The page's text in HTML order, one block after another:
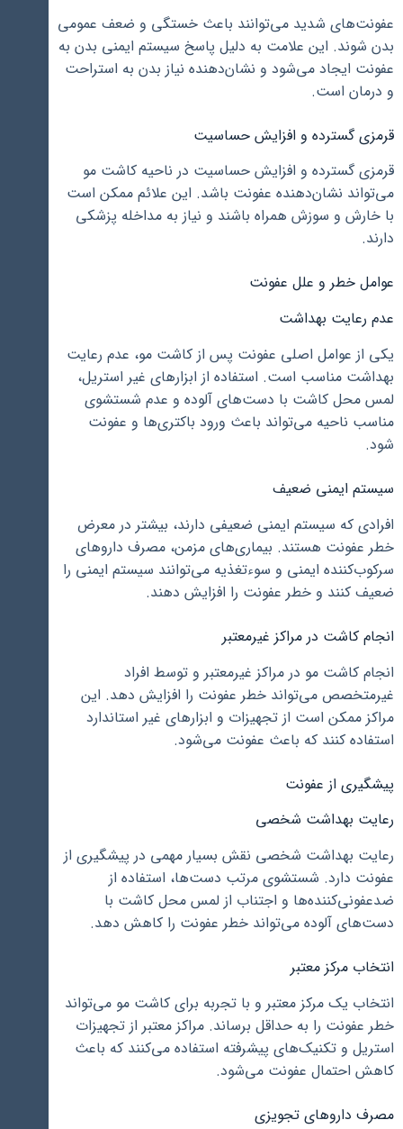
عفونت‌های شدید می‌توانند باعث خستگی و ضعف عمومی
بدن شوند. این علامت به دلیل پاسخ سیستم ایمنی بدن به
عفونت ایجاد می‌شود و نشان‌دهنده نیاز بدن به استراحت
و درمان است.
قرمزی گسترده و افزایش حساسیت
قرمزی گسترده و افزایش حساسیت در ناحیه کاشت مو
می‌تواند نشان‌دهنده عفونت باشد. این علائم ممکن است
با خارش و سوزش همراه باشند و نیاز به مداخله پزشکی
دارند.
عوامل خطر و علل عفونت
عدم رعایت بهداشت
یکی از عوامل اصلی عفونت پس از کاشت مو، عدم رعایت
بهداشت مناسب است. استفاده از ابزارهای غیر استریل،
لمس محل کاشت با دست‌های آلوده و عدم شستشوی
مناسب ناحیه می‌تواند باعث ورود باکتری‌ها و عفونت
شود.
سیستم ایمنی ضعیف
افرادی که سیستم ایمنی ضعیفی دارند، بیشتر در معرض
خطر عفونت هستند. بیماری‌های مزمن، مصرف داروهای
سرکوب‌کننده ایمنی و سوءتغذیه می‌توانند سیستم ایمنی را
ضعیف کنند و خطر عفونت را افزایش دهند.
انجام کاشت در مراکز غیرمعتبر
انجام کاشت مو در مراکز غیرمعتبر و توسط افراد
غیرمتخصص می‌تواند خطر عفونت را افزایش دهد. این
مراکز ممکن است از تجهیزات و ابزارهای غیر استاندارد
استفاده کنند که باعث عفونت می‌شود.
پیشگیری از عفونت
رعایت بهداشت شخصی
رعایت بهداشت شخصی نقش بسیار مهمی در پیشگیری از
عفونت دارد. شستشوی مرتب دست‌ها، استفاده از
ضدعفونی‌کننده‌ها و اجتناب از لمس محل کاشت با
دست‌های آلوده می‌تواند خطر عفونت را کاهش دهد.
انتخاب مرکز معتبر
انتخاب یک مرکز معتبر و با تجربه برای کاشت مو می‌تواند
خطر عفونت را به حداقل برساند. مراکز معتبر از تجهیزات
استریل و تکنیک‌های پیشرفته استفاده می‌کنند که باعث
کاهش احتمال عفونت می‌شود.
مصرف داروهای تجویزی